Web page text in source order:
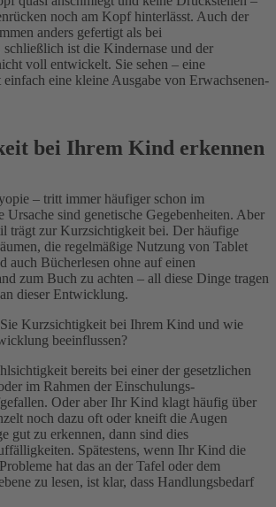
noch am Kopf hinterlässt. Auch der
anders gefertigt als bei
ist die Kindernase und der
voll entwickelt. Sie sehen – eine
eine kleine Ausgabe von Erwachsenen-
bei Ihrem Kind erkennen
– tritt immer häufiger schon im
Ursache sind genetische Gegebenheiten. Aber
trägt zur Kurzsichtigkeit bei. Der häufige
die regelmäßige Nutzung von Tablet
auch Bücherlesen ohne auf einen
zum Buch zu achten – all diese Dinge tragen
dieser Entwicklung.
Kurzsichtigkeit bei Ihrem Kind und wie
beeinflussen?
bereits bei einer der gesetzlichen
im Rahmen der Einschulungs-
Oder aber Ihr Kind klagt häufig über
noch dazu oft oder kneift die Augen
gut zu erkennen, dann sind dies
Spätestens, wenn Ihr Kind die
hat das an der Tafel oder dem
zu lesen, ist klar, dass Handlungsbedarf